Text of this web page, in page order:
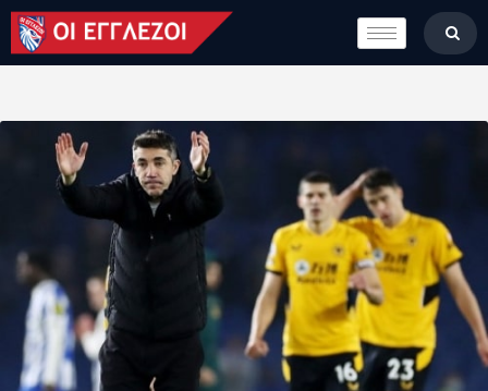
LONDON CALLING
ΚΑΤΗΓΟΡΙΕΣ
ΒΑΘΜΟΛΟΓΙΕΣ
ΟΜΑΔΕΣ
ΠΟΙΟΙ ΕΙΜΑΣΤΕ